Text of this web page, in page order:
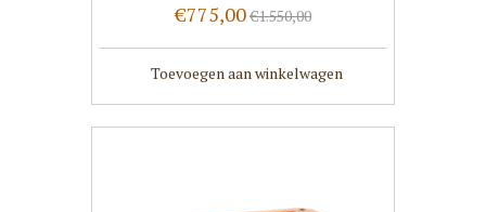
€775,00 €1.550,00
Toevoegen aan winkelwagen